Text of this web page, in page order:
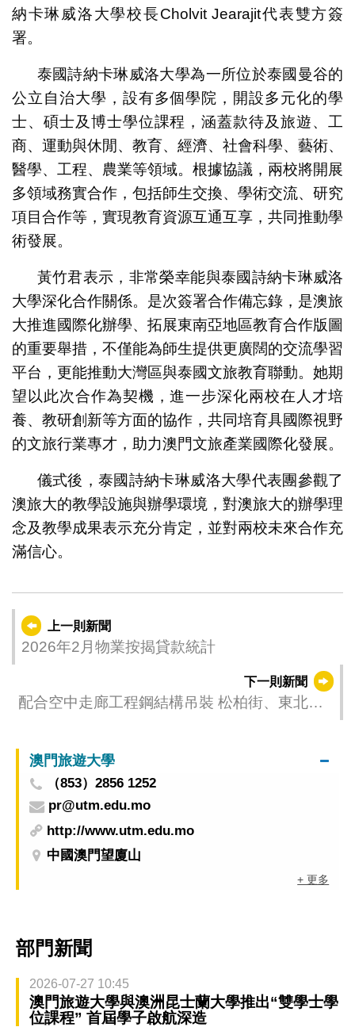
納卡琳威洛大學校長Cholvit Jearajit代表雙方簽
署。
泰國詩納卡琳威洛大學為一所位於泰國曼谷的
公立自治大學，設有多個學院，開設多元化的學
士、碩士及博士學位課程，涵蓋款待及旅遊、工
商、運動與休閒、教育、經濟、社會科學、藝術、
醫學、工程、農業等領域。根據協議，兩校將開展
多領域務實合作，包括師生交換、學術交流、研究
項目合作等，實現教育資源互通互享，共同推動學
術發展。
黃竹君表示，非常榮幸能與泰國詩納卡琳威洛
大學深化合作關係。是次簽署合作備忘錄，是澳旅
大推進國際化辦學、拓展東南亞地區教育合作版圖
的重要舉措，不僅能為師生提供更廣闊的交流學習
平台，更能推動大灣區與泰國文旅教育聯動。她期
望以此次合作為契機，進一步深化兩校在人才培
養、教研創新等方面的協作，共同培育具國際視野
的文旅行業專才，助力澳門文旅產業國際化發展。
儀式後，泰國詩納卡琳威洛大學代表團參觀了
澳旅大的教學設施與辦學環境，對澳旅大的辦學理
念及教學成果表示充分肯定，並對兩校未來合作充
滿信心。
上一則新聞
2026年2月物業按揭貸款統計
下一則新聞
配合空中走廊工程鋼結構吊裝 松柏街、東北巷4
澳門旅遊大學
（853）2856 1252
pr@utm.edu.mo
http://www.utm.edu.mo
中國澳門望廈山
+ 更多
部門新聞
2026-07-27 10:45
澳門旅遊大學與澳洲昆士蘭大學推出“雙學士學
位課程” 首屆學子啟航深造